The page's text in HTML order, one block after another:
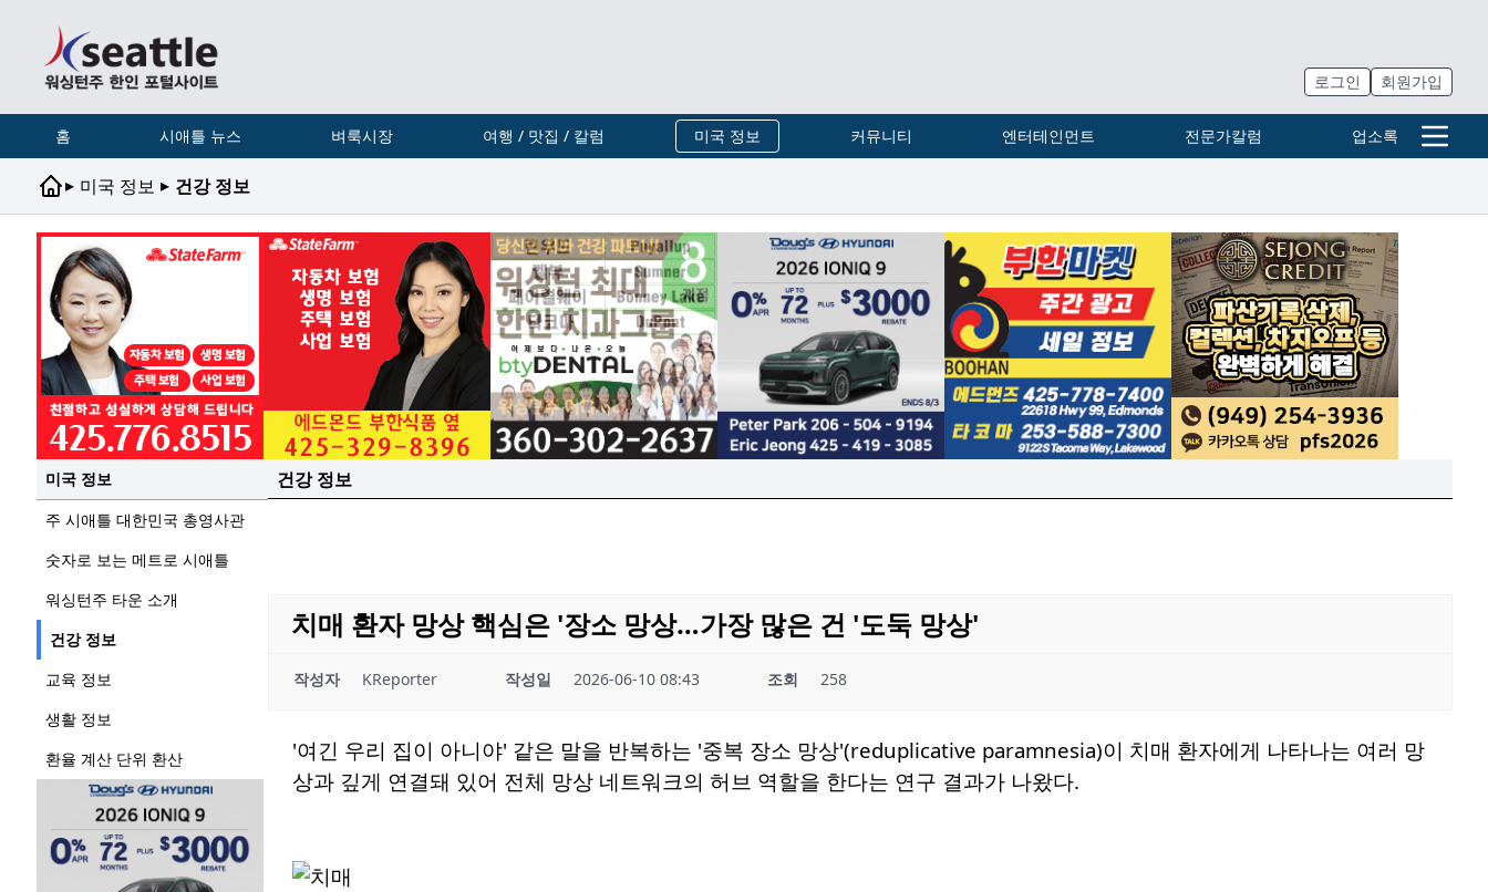
로그인 회원가입
홈 시애틀 뉴스 벼룩시장 여행 / 맛집 / 칼럼 미국 정보 커뮤니티 엔터테인먼트 전문가칼럼 업소록
▸ 미국 정보 ▸ 건강 정보
미국 정보
주 시애틀 대한민국 총영사관
숫자로 보는 메트로 시애틀
워싱턴주 타운 소개
건강 정보
교육 정보
생활 정보
환율 계산 단위 환산
건강 정보
치매 환자 망상 핵심은 '장소 망상…가장 많은 건 '도둑 망상'
작성자 KReporter 작성일 2026-06-10 08:43 조회 258
'여긴 우리 집이 아니야' 같은 말을 반복하는 '중복 장소 망상'(reduplicative paramnesia)이 치매 환자에게 나타나는 여러 망
상과 깊게 연결돼 있어 전체 망상 네트워크의 허브 역할을 한다는 연구 결과가 나왔다.